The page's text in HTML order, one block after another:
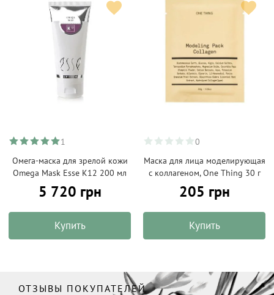
1
Омега-маска для зрелой кожи
Omega Mask Esse K12 200 мл
5 720 грн
Купить
0
Маска для лица моделирующая
с коллагеном, One Thing 30 г
205 грн
Купить
ОТЗЫВЫ ПОКУПАТЕЛЕЙ